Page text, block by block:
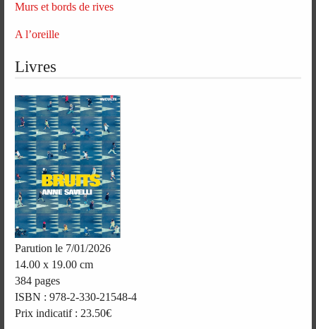
Murs et bords de rives
A l’oreille
Livres
Parution le 7/01/2026
14.00 x 19.00 cm
384 pages
ISBN : 978-2-330-21548-4
Prix indicatif : 23.50€